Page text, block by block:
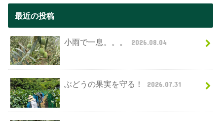
最近の投稿
小雨で一息。。。 2026.08.04
ぶどうの果実を守る！ 2026.07.31